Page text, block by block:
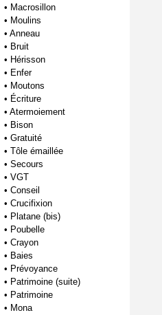
• Macrosillon
• Moulins
• Anneau
• Bruit
• Hérisson
• Enfer
• Moutons
• Écriture
• Atermoiement
• Bison
• Gratuité
• Tôle émaillée
• Secours
• VGT
• Conseil
• Crucifixion
• Platane (bis)
• Poubelle
• Crayon
• Baies
• Prévoyance
• Patrimoine (suite)
• Patrimoine
• Mona